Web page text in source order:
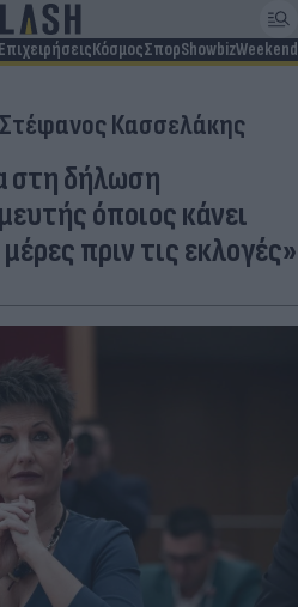
ΕπιχειρήσειςΚόσμοςΣπορShowbizWeekend
Στέφανος Κασσελάκης
στη δήλωση
όποιος κάνει
πριν τις εκλογές»